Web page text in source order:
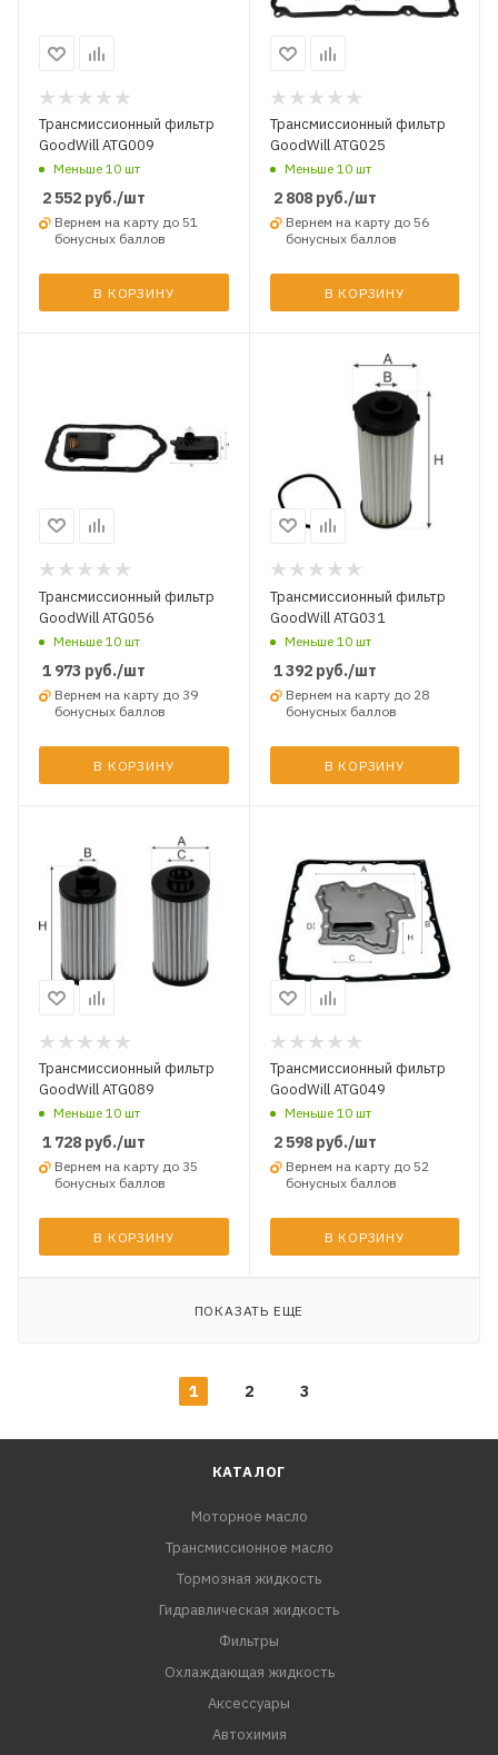
Трансмиссионный фильтр
GoodWill ATG009
Меньше 10 шт
2 552 руб./шт
Вернем на карту до 51
бонусных баллов
В КОРЗИНУ
Трансмиссионный фильтр
GoodWill ATG025
Меньше 10 шт
2 808руб./шт
Вернем на карту до 56
бонусных баллов
В КОРЗИНУ
Трансмиссионный фильтр
GoodWill ATG056
Меньше 10 шт
1 973 руб./шт
Вернем на карту до 39
бонусных баллов
В КОРЗИНУ
Трансмиссионный фильтр
GoodWill ATG031
Меньше 10 шт
1 392руб./шт
Вернем на карту до 28
бонусных баллов
В КОРЗИНУ
Трансмиссионный фильтр
GoodWill ATG089
Меньше 10 шт
1 728 руб./шт
Вернем на карту до 35
бонусных баллов
В КОРЗИНУ
Трансмиссионный фильтр
GoodWill ATG049
Меньше 10 шт
2 598руб./шт
Вернем на карту до 52
бонусных баллов
В КОРЗИНУ
ПОКАЗАТЬ ЕЩЕ
1 2 3
КАТАЛОГ
Моторное масло
Трансмиссионное масло
Тормозная жидкость
Гидравлическая жидкость
Фильтры
Охлаждающая жидкость
Аксессуары
Автохимия